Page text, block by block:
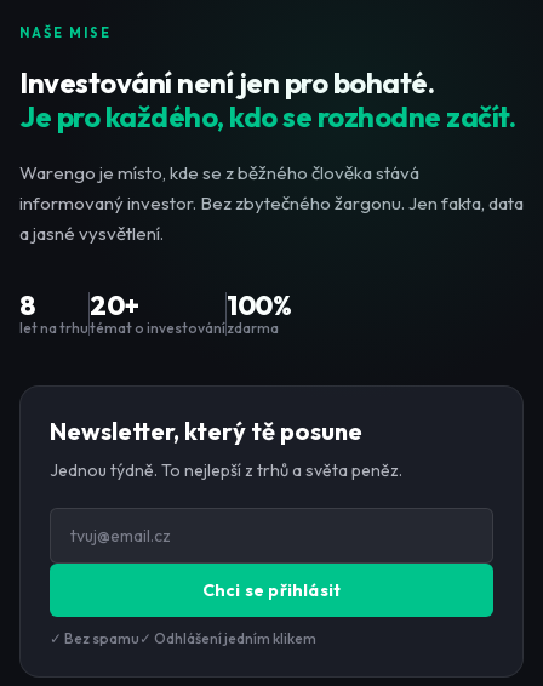
NAŠE MISE
Investování není jen pro bohaté.
Je pro každého, kdo se rozhodne začít.
Warengo je místo, kde se z běžného člověka stává
informovaný investor. Bez zbytečného žargonu. Jen fakta, data
a jasné vysvětlení.
8
let na trhu
20+
témat o investování
100%
zdarma
Newsletter, který tě posune
Jednou týdně. To nejlepší z trhů a světa peněz.
Chci se přihlásit
✓ Bez spamu ✓ Odhlášení jedním klikem